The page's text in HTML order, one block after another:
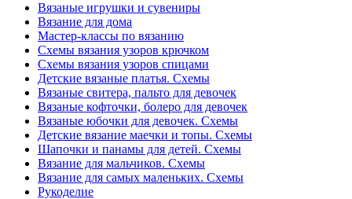
Вязаные игрушки и сувениры
Вязание для дома
Мастер-классы по вязанию
Схемы вязания узоров крючком
Схемы вязания узоров спицами
Детские вязаные платья. Схемы
Вязаные свитера, пальто для девочек
Вязаные кофточки, болеро для девочек
Вязаные юбочки для девочек. Схемы
Детские вязание маечки и топы. Схемы
Шапочки и панамы для детей. Схемы
Вязание для мальчиков. Схемы
Вязание для самых маленьких. Схемы
Рукоделие